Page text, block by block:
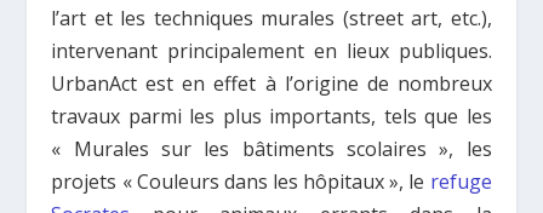
l’art et les techniques murales (street art, etc.),
intervenant principalement en lieux publiques.
UrbanAct est en effet à l’origine de nombreux
travaux parmi les plus importants, tels que les
« Murales sur les bâtiments scolaires », les
projets « Couleurs dans les hôpitaux », le refuge